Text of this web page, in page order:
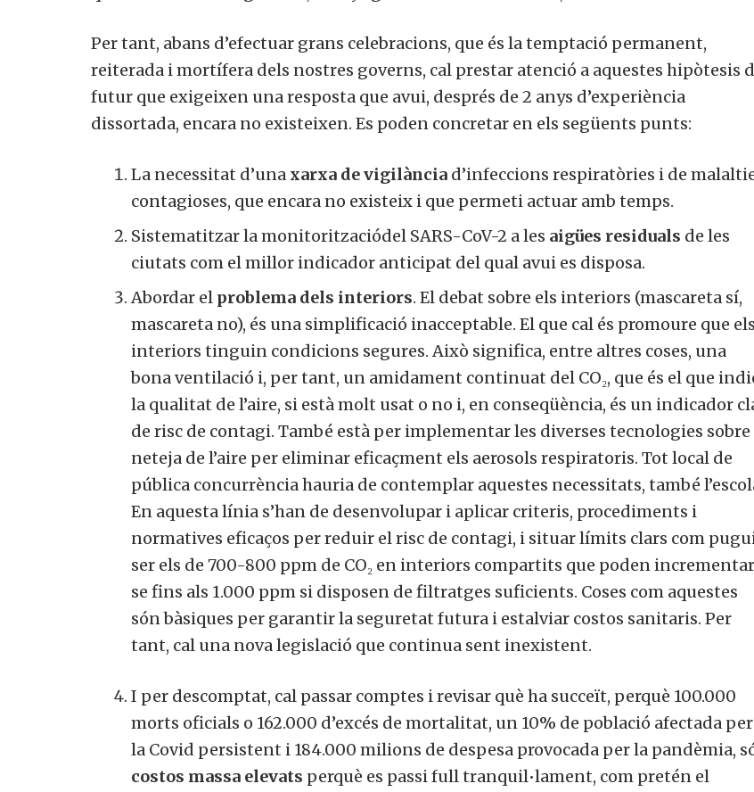
Per tant, abans d’efectuar grans celebracions, que és la temptació permanent,
reiterada i mortífera dels nostres governs, cal prestar atenció a aquestes hipòtesis
futur que exigeixen una resposta que avui, després de 2 anys d’experiència
dissortada, encara no existeixen. Es poden concretar en els següents punts:
La necessitat d’unaxarxa de vigilànciad’infeccions respiratòries i de
contagioses, que encara no existeix i que permeti actuar amb temps.
Sistematitzar la monitoritzaciódel SARS-CoV-2 a lesaigües residualsde les
ciutats com el millor indicador anticipat del qual avui es disposa.
Abordar elproblema dels interiors. El debat sobre els interiors (mascareta sí,
mascareta no), és una simplificació inacceptable. El que cal és promoure que els
interiors tinguin condicions segures. Això significa, entre altres coses, una
bona ventilació i, per tant, un amidament continuat del CO₂, que és el que
la qualitat de l’aire, si està molt usat o no i, en conseqüència, és un indicador
de risc de contagi. També està per implementar les diverses tecnologies sobre
neteja de l’aire per eliminar eficaçment els aerosols respiratoris. Tot local de
pública concurrència hauria de contemplar aquestes necessitats, també
En aquesta línia s’han de desenvolupar i aplicar criteris, procediments i
normatives eficaços per reduir el risc de contagi, i situar límits clars com
ser els de 700-800 ppm de CO₂ en interiors compartits que poden
se fins als 1.000 ppm si disposen de filtratges suficients. Coses com aquestes
són bàsiques per garantir la seguretat futura i estalviar costos sanitaris. Per
tant, cal una nova legislació que continua sent inexistent.
I per descomptat, cal passar comptes i revisar què ha succeït, perquè 100.000
morts oficials o 162.000 d’excés de mortalitat, un 10% de població afectada per
la Covid persistent i 184.000 milions de despesa provocada per la pandèmia,
costos massa elevatsperquè es passi full tranquil•lament, com pretén el
Vols col·laborar a Converses a
Et convidem a participar i ser un
membre actiu de la nostra